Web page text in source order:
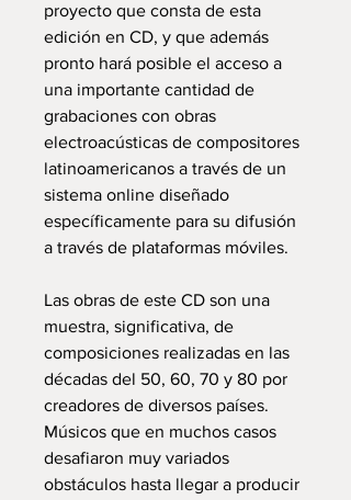
proyecto que consta de esta
edición en CD, y que además
pronto hará posible el acceso a
una importante cantidad de
grabaciones con obras
electroacústicas de compositores
latinoamericanos a través de un
sistema online diseñado
específicamente para su difusión
a través de plataformas móviles.
Las obras de este CD son una
muestra, significativa, de
composiciones realizadas en las
décadas del 50, 60, 70 y 80 por
creadores de diversos países.
Músicos que en muchos casos
desafiaron muy variados
obstáculos hasta llegar a producir